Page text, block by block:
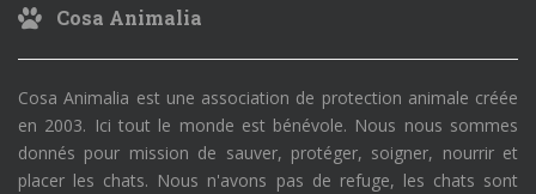
Cosa Animalia
Cosa Animalia est une association de protection animale créée
en 2003. Ici tout le monde est bénévole. Nous nous sommes
donnés pour mission de sauver, protéger, soigner, nourrir et
placer les chats. Nous n'avons pas de refuge, les chats sont